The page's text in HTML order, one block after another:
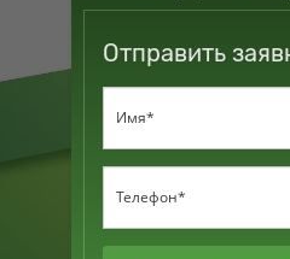
Отправить